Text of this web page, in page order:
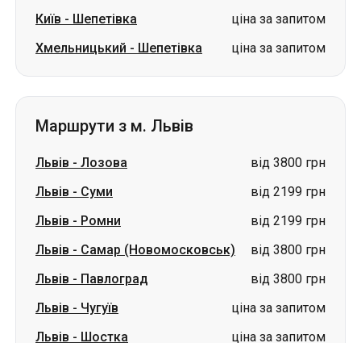
Київ - Шепетівка
ціна за запитом
Хмельницький - Шепетівка ціна за запитом
Маршрути з м. Львів
Львів - Лозова
від 3800 грн
Львів - Суми
від 2199 грн
Львів - Ромни
від 2199 грн
Львів - Самар (Новомосковськ)
від 3800 грн
Львів - Павлоград
від 3800 грн
Львів - Чугуїв
ціна за запитом
Львів - Шостка
ціна за запитом